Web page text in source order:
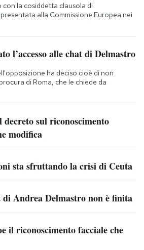
con la cosiddetta clausola di
alla Commissione Europea nei
l’accesso alle chat di Delmastro
ha deciso cioè di non
di Roma, che le chiede da
sul riconoscimento
modifica
sta sfruttando la crisi di Ceuta
Andrea Delmastro non è finita
il riconoscimento facciale che